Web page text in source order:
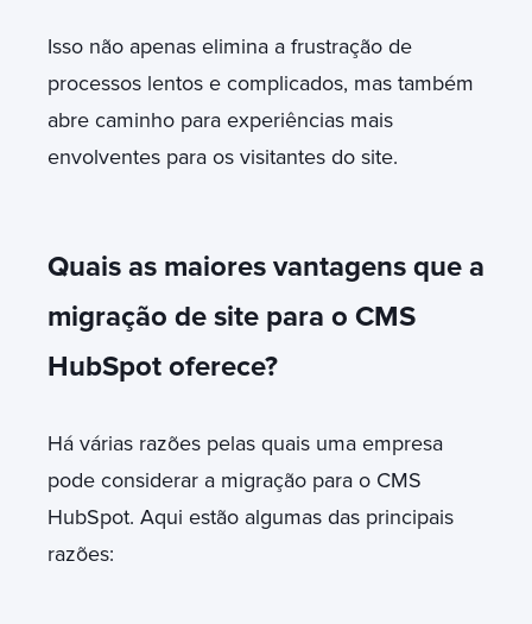
Isso não apenas elimina a frustração de
processos lentos e complicados, mas também
abre caminho para experiências mais
envolventes para os visitantes do site.
Quais as maiores vantagens que a
migração de site para o CMS
HubSpot oferece?
Há várias razões pelas quais uma empresa
pode considerar a migração para o CMS
HubSpot. Aqui estão algumas das principais
razões: